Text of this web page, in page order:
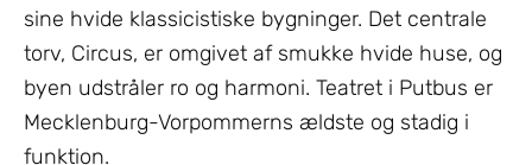
sine hvide klassicistiske bygninger. Det centrale
torv, Circus, er omgivet af smukke hvide huse, og
byen udstråler ro og harmoni. Teatret i Putbus er
Mecklenburg-Vorpommerns ældste og stadig i
funktion.